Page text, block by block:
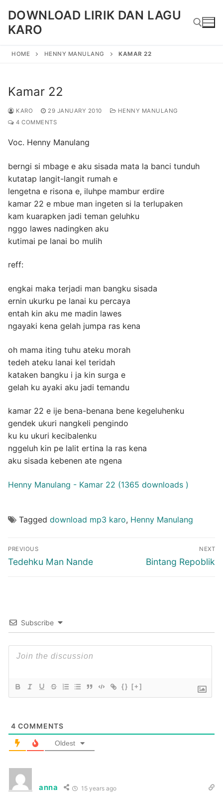
content
DOWNLOAD LIRIK DAN LAGU
KARO
HOME HENNY MANULANG KAMAR 22
Kamar 22
KARO 29 JANUARY 2010
HENNY MANULANG
4 COMMENTS
Voc. Henny Manulang
berngi si mbage e aku sisada mata la banci tunduh
kutatap langit-langit rumah e
lengetna e risona e, iluhpe mambur erdire
kamar 22 e mbue man ingeten si la terlupaken
kam kuarapken jadi teman geluhku
nggo lawes nadingken aku
kutimai pe lanai bo mulih
reff:
engkai maka terjadi man bangku sisada
ernin ukurku pe lanai ku percaya
entah kin aku me madin lawes
ngayaki kena gelah jumpa ras kena
oh mama iting tuhu ateku morah
tedeh ateku lanai kel teridah
kataken bangku i ja kin surga e
gelah ku ayaki aku jadi temandu
kamar 22 e ije bena-benana bene kegeluhenku
gendek ukuri nangkeli pengindo
ku ku ukuri kecibalenku
nggeluh kin pe lalit ertina la ras kena
aku sisada kebenen ate ngena
Henny Manulang - Kamar 22 (1365 downloads )
Tagged download mp3 karo, Henny Manulang
Post
navigation
PREVIOUS
Previous
Tedehku Man Nande
NEXT
Next
Bintang Repoblik
Subscribe
{} [+]
4 COMMENTS
Oldest
anna 15 years ago